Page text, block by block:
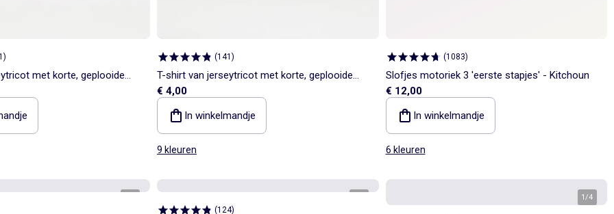
)
met korte, geplooide
(141 )
T-shirt van jerseytricot met korte, geplooide
mouwen
€ 4,00
In winkelmandje
9 kleuren
(1083)
Slofjes motoriek 3 'eerste stapjes' - Kitchoun
€ 12,00
In winkelmandje
6 kleuren
(124)
1/4